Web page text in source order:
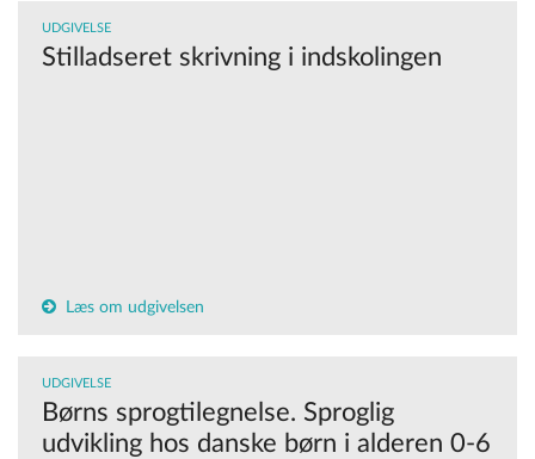
UDGIVELSE
Stilladseret skrivning i indskolingen
Læs om udgivelsen
UDGIVELSE
Børns sprogtilegnelse. Sproglig
udvikling hos danske børn i alderen 0-6